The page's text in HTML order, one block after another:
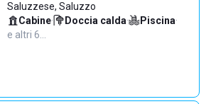
Saluzzese, Saluzzo
Cabine· Doccia calda· Piscina·
e altri 6…